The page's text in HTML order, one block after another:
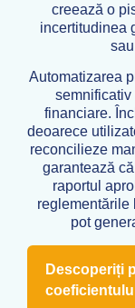
creează o
incertitudinea
Automatizarea
financiare.
deoarece
reconcilieze
garantează
raportul
reglementările
pot
Descoperiți